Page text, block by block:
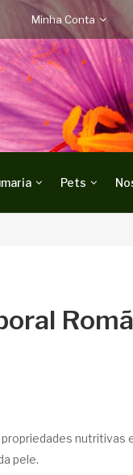
Minha Conta
Pets
Romã
nutritivas
pele.